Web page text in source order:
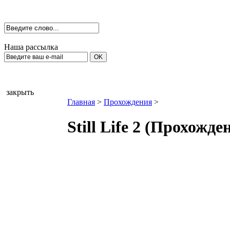
Наша рассылка
закрыть
Главная > Прохождения >
Still Life 2